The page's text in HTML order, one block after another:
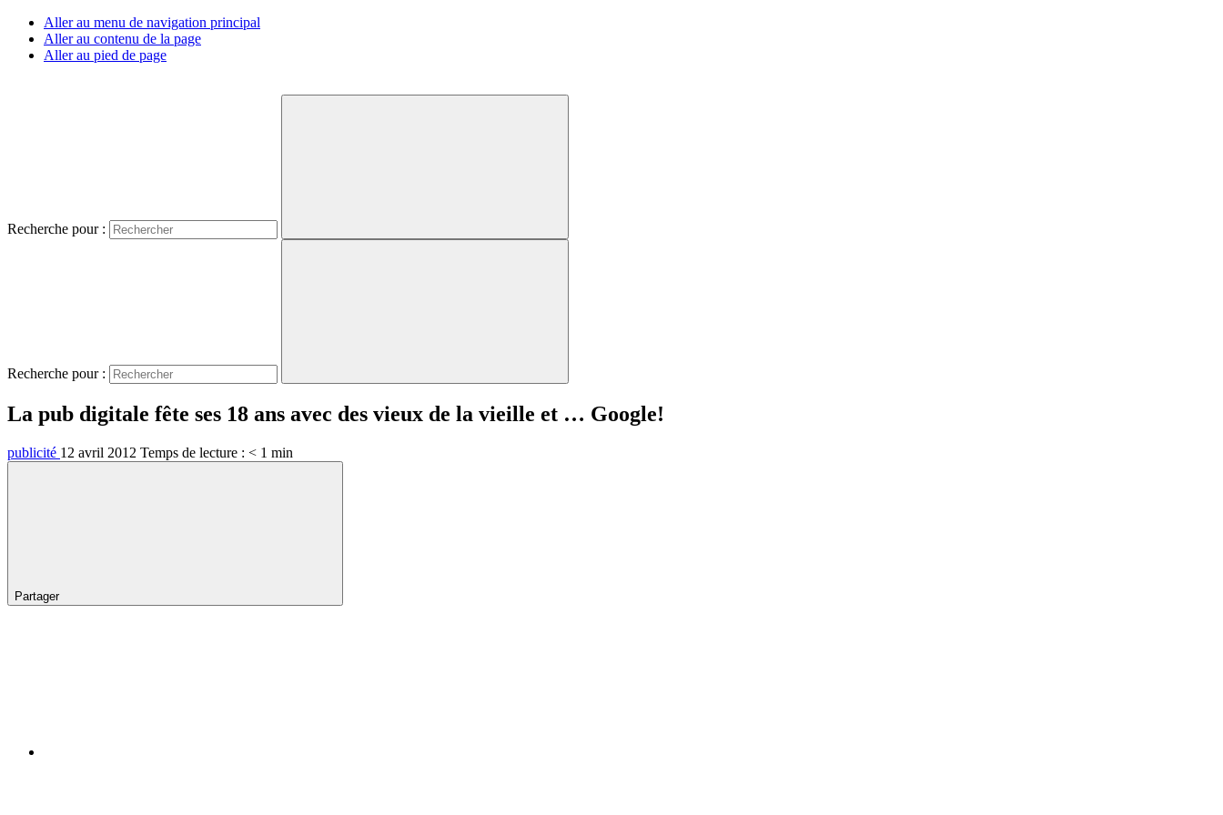
Aller au menu de navigation principal
Aller au contenu de la page
Aller au pied de page
Recherche pour :
Recherche pour :
La pub digitale fête ses 18 ans avec des vieux de la vieille et … Google!
publicité 12 avril 2012 Temps de lecture : < 1 min
Partager